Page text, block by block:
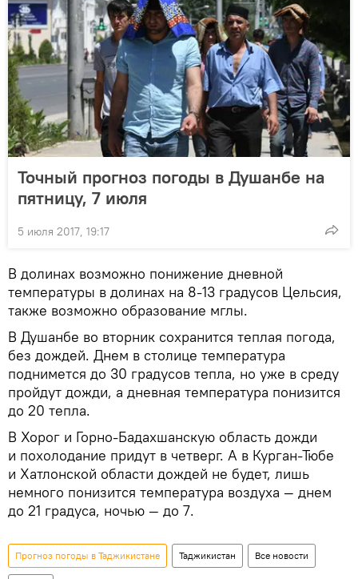
Точный прогноз погоды в Душанбе на
пятницу, 7 июля
5 июля 2017, 19:17
В долинах возможно понижение дневной
температуры в долинах на 8-13 градусов Цельсия,
также возможно образование мглы.
В Душанбе во вторник сохранится теплая погода,
без дождей. Днем в столице температура
поднимется до 30 градусов тепла, но уже в среду
пройдут дожди, а дневная температура понизится
до 20 тепла.
В Хорог и Горно-Бадахшанскую область дожди
и похолодание придут в четверг. А в Курган-Тюбе
и Хатлонской области дождей не будет, лишь
немного понизится температура воздуха — днем
до 21 градуса, ночью — до 7.
Прогноз погоды в Таджикистане Таджикистан Все новости